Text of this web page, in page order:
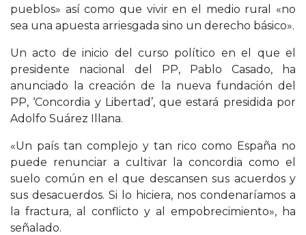
pueblos» así como que vivir en el medio rural «no
sea una apuesta arriesgada sino un derecho básico».
Un acto de inicio del curso político en el que el
presidente nacional del PP, Pablo Casado, ha
anunciado la creación de la nueva fundación del
PP, ‘Concordia y Libertad’, que estará presidida por
Adolfo Suárez Illana.
«Un país tan complejo y tan rico como España no
puede renunciar a cultivar la concordia como el
suelo común en el que descansen sus acuerdos y
sus desacuerdos. Si lo hiciera, nos condenaríamos a
la fractura, al conflicto y al empobrecimiento», ha
señalado.